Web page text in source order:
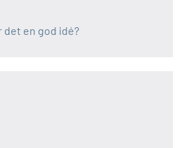
det en god idé?